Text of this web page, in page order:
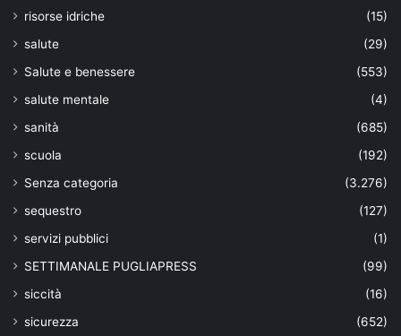
risorse idriche
(15)
salute
(29)
Salute e benessere
(553)
salute mentale
(4)
sanità
(685)
scuola
(192)
Senza categoria
(3.276)
sequestro
(127)
servizi pubblici
(1)
SETTIMANALE PUGLIAPRESS
(99)
siccità
(16)
sicurezza
(652)